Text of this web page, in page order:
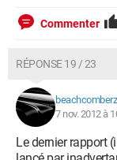
Commenter
RÉPONSE 19 / 23
beachcomberz
7 nov. 2012 à
Le dernier rapport